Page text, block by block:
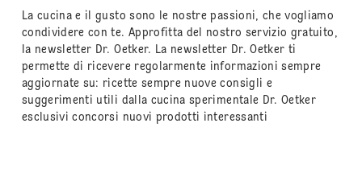
La cucina e il gusto sono le nostre passioni, che vogliamo
condividere con te. Approfitta del nostro servizio gratuito,
la newsletter Dr. Oetker. La newsletter Dr. Oetker ti
permette di ricevere regolarmente informazioni sempre
aggiornate su: ricette sempre nuove consigli e
suggerimenti utili dalla cucina sperimentale Dr. Oetker
esclusivi concorsi nuovi prodotti interessanti